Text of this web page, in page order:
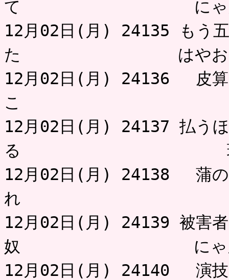
て にゃ
12月02日(月) 24135 もう五
た はやお
12月02日(月) 24136 皮算
こ 不用
12月02日(月) 24137 払うほ
る
12月02日(月) 24138 蒲の
れ
12月02日(月) 24139 被害者
奴 にゃ
12月02日(月) 24140 演技